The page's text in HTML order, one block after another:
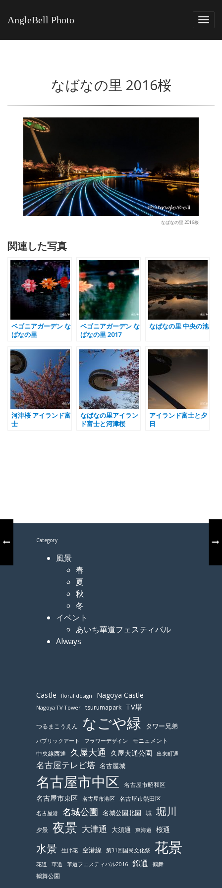
AngleBell Photo
なばなの里 2016桜
なばなの里 2016桜
関連した写真
ベゴニアガーデン な
ばなの里
ベゴニアガーデン な
ばなの里 2017
なばなの里 中央の池
河津桜 アイランド富
士
なばなの里アイラン
ド富士と河津桜
アイランド富士と夕
日
Category
風景
春
夏
秋
冬
イベント
あいち華道フェスティバル
Always
Castle floral design Nagoya Castle
Nagoya TV Tower tsurumapark TV塔
つるまこうえん なごや緑 タワー兄弟
パブリックアート フラワーデザイン
モニュメント
中央線西通
久屋大通 久屋大通公園 出来町通
名古屋テレビ塔 名古屋城
名古屋市中区 名古屋市昭和区
名古屋市東区 名古屋市港区 名古屋市熱田区
名古屋港 名城公園 名城公園北園 城 堀川
夕景 夜景 大津通 大須通 東海道 桜通
水景 生け花 空港線 第31回国民文化祭 花景
花道 華道 華道フェスティバル2016 錦通 鶴舞
鶴舞公園